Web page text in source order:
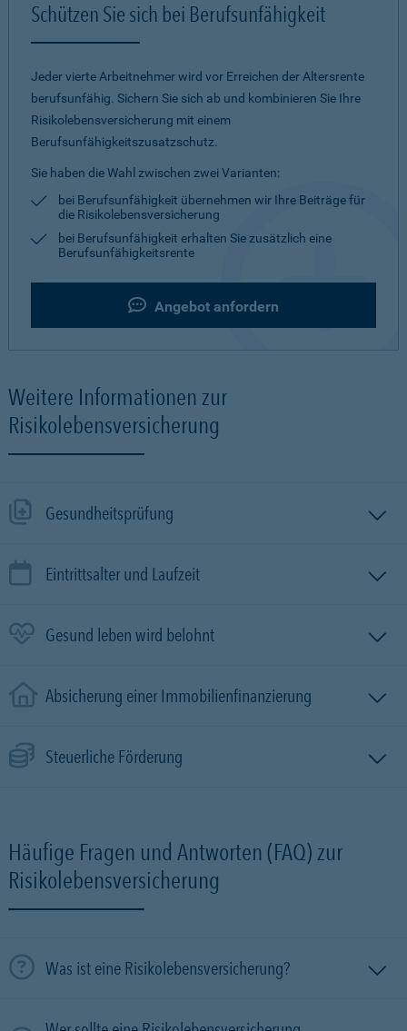
Schützen Sie sich bei Berufsunfähigkeit
Jeder vierte Arbeitnehmer wird vor Erreichen der Altersrente
berufsunfähig. Sichern Sie sich ab und kombinieren Sie Ihre
Risikolebensversicherung mit einem
Berufsunfähigkeitszusatzschutz.
Sie haben die Wahl zwischen zwei Varianten:
bei Berufsunfähigkeit übernehmen wir Ihre Beiträge für
die Risikolebensversicherung
bei Berufsunfähigkeit erhalten Sie zusätzlich eine
Berufsunfähigkeitsrente
Angebot anfordern
Weitere Informationen zur
Risikolebensversicherung
Gesundheitsprüfung
Eintrittsalter und Laufzeit
Gesund leben wird belohnt
Absicherung einer Immobilien­finanzierung
Steuerliche Förderung
Häufige Fragen und Antworten (FAQ) zur
Risikolebensversicherung
Was ist eine Risikolebensversicherung?